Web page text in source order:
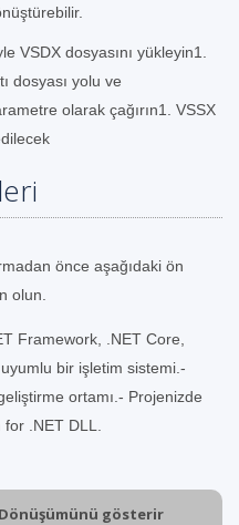
VSDX dosyasını yükleyin1.
dosyası yolu ve
olarak çağırın1. VSSX
önce aşağıdaki ön
olun.
Framework, .NET Core,
bir işletim sistemi.-
ortamı.- Projenizde
.NET DLL.
Dönüşümünü gösterir